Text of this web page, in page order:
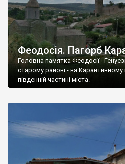
Феодосія. Пагорб
Головна памятка Феодосії -
старому районі - на Карантинному
південній частині міста.